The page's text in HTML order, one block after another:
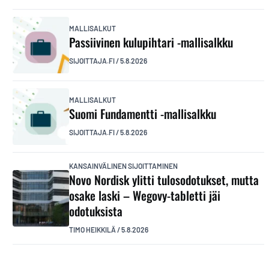
MALLISALKUT
Passiivinen kulupihtari -mallisalkku
SIJOITTAJA.FI/5.8.2026
MALLISALKUT
Suomi Fundamentti -mallisalkku
SIJOITTAJA.FI/5.8.2026
KANSAINVÄLINEN SIJOITTAMINEN
Novo Nordisk ylitti tulosodotukset, mutta
osake laski – Wegovy-tabletti jäi
odotuksista
TIMO HEIKKILÄ /5.8.2026